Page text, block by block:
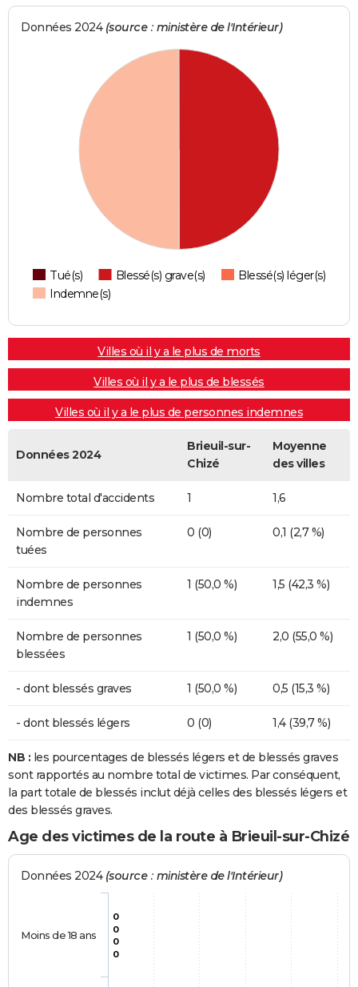
Données 2024 (source : ministère de l'Intérieur)
Tué(s) Blessé(s) grave(s)
Blessé(s) léger(s)
Indemne(s)
Villes où il y a le plus de morts
Villes où il y a le plus de blessés
Villes où il y a le plus de personnes indemnes
Données 2024
Brieuil-sur-
Chizé
Moyenne
des villes
Nombre total d'accidents 1 1,6
Nombre de personnes
tuées
0 (0) 0,1 (2,7 %)
Nombre de personnes
indemnes
1 (50,0 %) 1,5 (42,3 %)
Nombre de personnes
blessées
1 (50,0 %) 2,0 (55,0 %)
- dont blessés graves 1 (50,0 %) 0,5 (15,3 %)
- dont blessés légers 0 (0) 1,4 (39,7 %)
NB : les pourcentages de blessés légers et de blessés graves
sont rapportés au nombre total de victimes. Par conséquent,
la part totale de blessés inclut déjà celles des blessés légers et
des blessés graves.
Age des victimes de la route à Brieuil-sur-Chizé
Données 2024 (source : ministère de l'Intérieur)
0
0
0
0
Moins de 18 ans